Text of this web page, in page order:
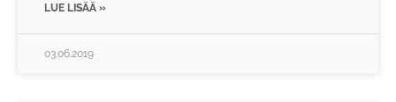
LUE LISÄÄ »
03.06.2019